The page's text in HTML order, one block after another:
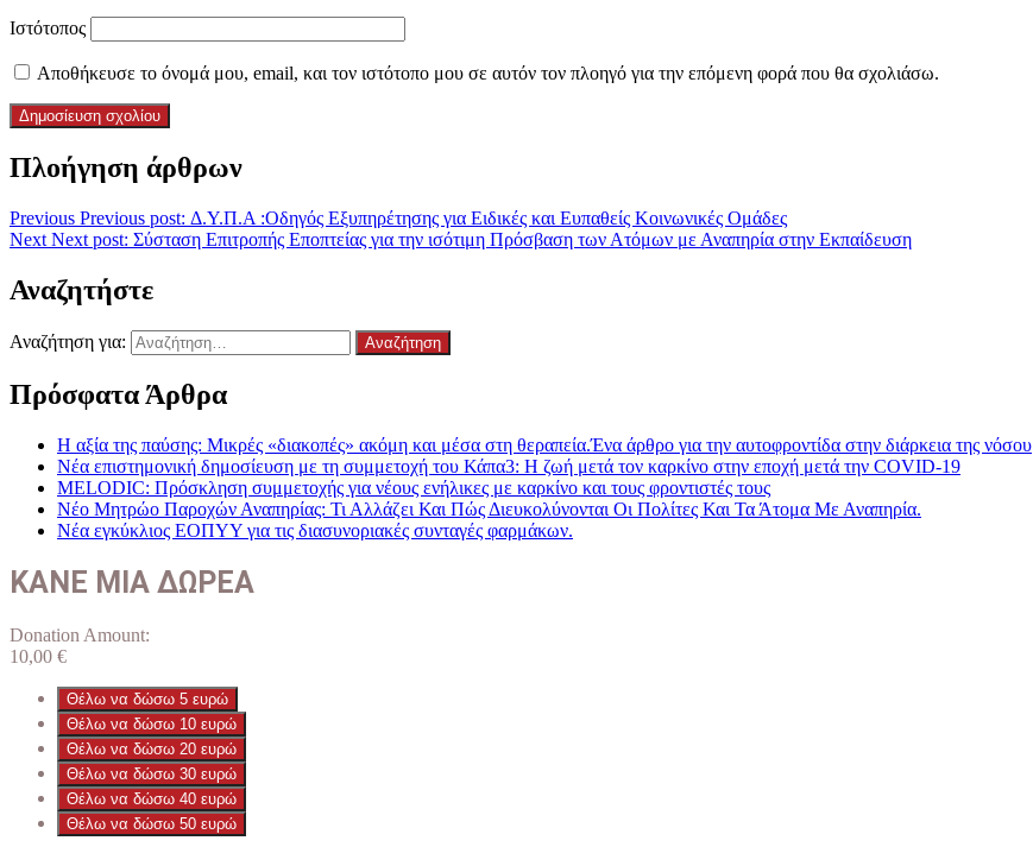
Ιστότοπος
Αποθήκευσε το όνομά μου, email, και τον ιστότοπο μου σε αυτόν τον πλοηγό για την επόμενη φορά που θα σχολιάσω.
Πλοήγηση άρθρων
Previous Previous post: Δ.Υ.Π.Α :Οδηγός Εξυπηρέτησης για Ειδικές και Ευπαθείς Κοινωνικές Ομάδες
Next Next post: Σύσταση Επιτροπής Εποπτείας για την ισότιμη Πρόσβαση των Ατόμων με Αναπηρία στην Εκπαίδευση
Αναζητήστε
Αναζήτηση για:
Πρόσφατα Άρθρα
Η αξία της παύσης: Μικρές «διακοπές» ακόμη και μέσα στη θεραπεία.Ένα άρθρο για την αυτοφροντίδα στην διάρκεια της νόσου
Νέα επιστημονική δημοσίευση με τη συμμετοχή του Κάπα3: Η ζωή μετά τον καρκίνο στην εποχή μετά την COVID-19
MELODIC: Πρόσκληση συμμετοχής για νέους ενήλικες με καρκίνο και τους φροντιστές τους
Νέο Μητρώο Παροχών Αναπηρίας: Τι Αλλάζει Και Πώς Διευκολύνονται Οι Πολίτες Και Τα Άτομα Με Αναπηρία.
Νέα εγκύκλιος ΕΟΠΥΥ για τις διασυνοριακές συνταγές φαρμάκων.
ΚΑΝΕ ΜΙΑ ΔΩΡΕΑ
Donation Amount:
10,00 €
Θέλω να δώσω 5 ευρώ
Θέλω να δώσω 10 ευρώ
Θέλω να δώσω 20 ευρώ
Θέλω να δώσω 30 ευρώ
Θέλω να δώσω 40 ευρώ
Θέλω να δώσω 50 ευρώ